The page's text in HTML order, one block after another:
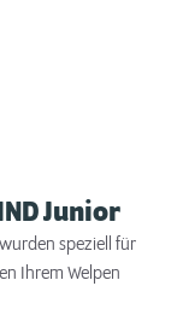
Junior
speziell für
Ihrem Welpen